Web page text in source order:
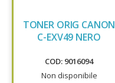
TONER ORIG CANON
C-EXV49 NERO
COD: 9016094
Non disponibile